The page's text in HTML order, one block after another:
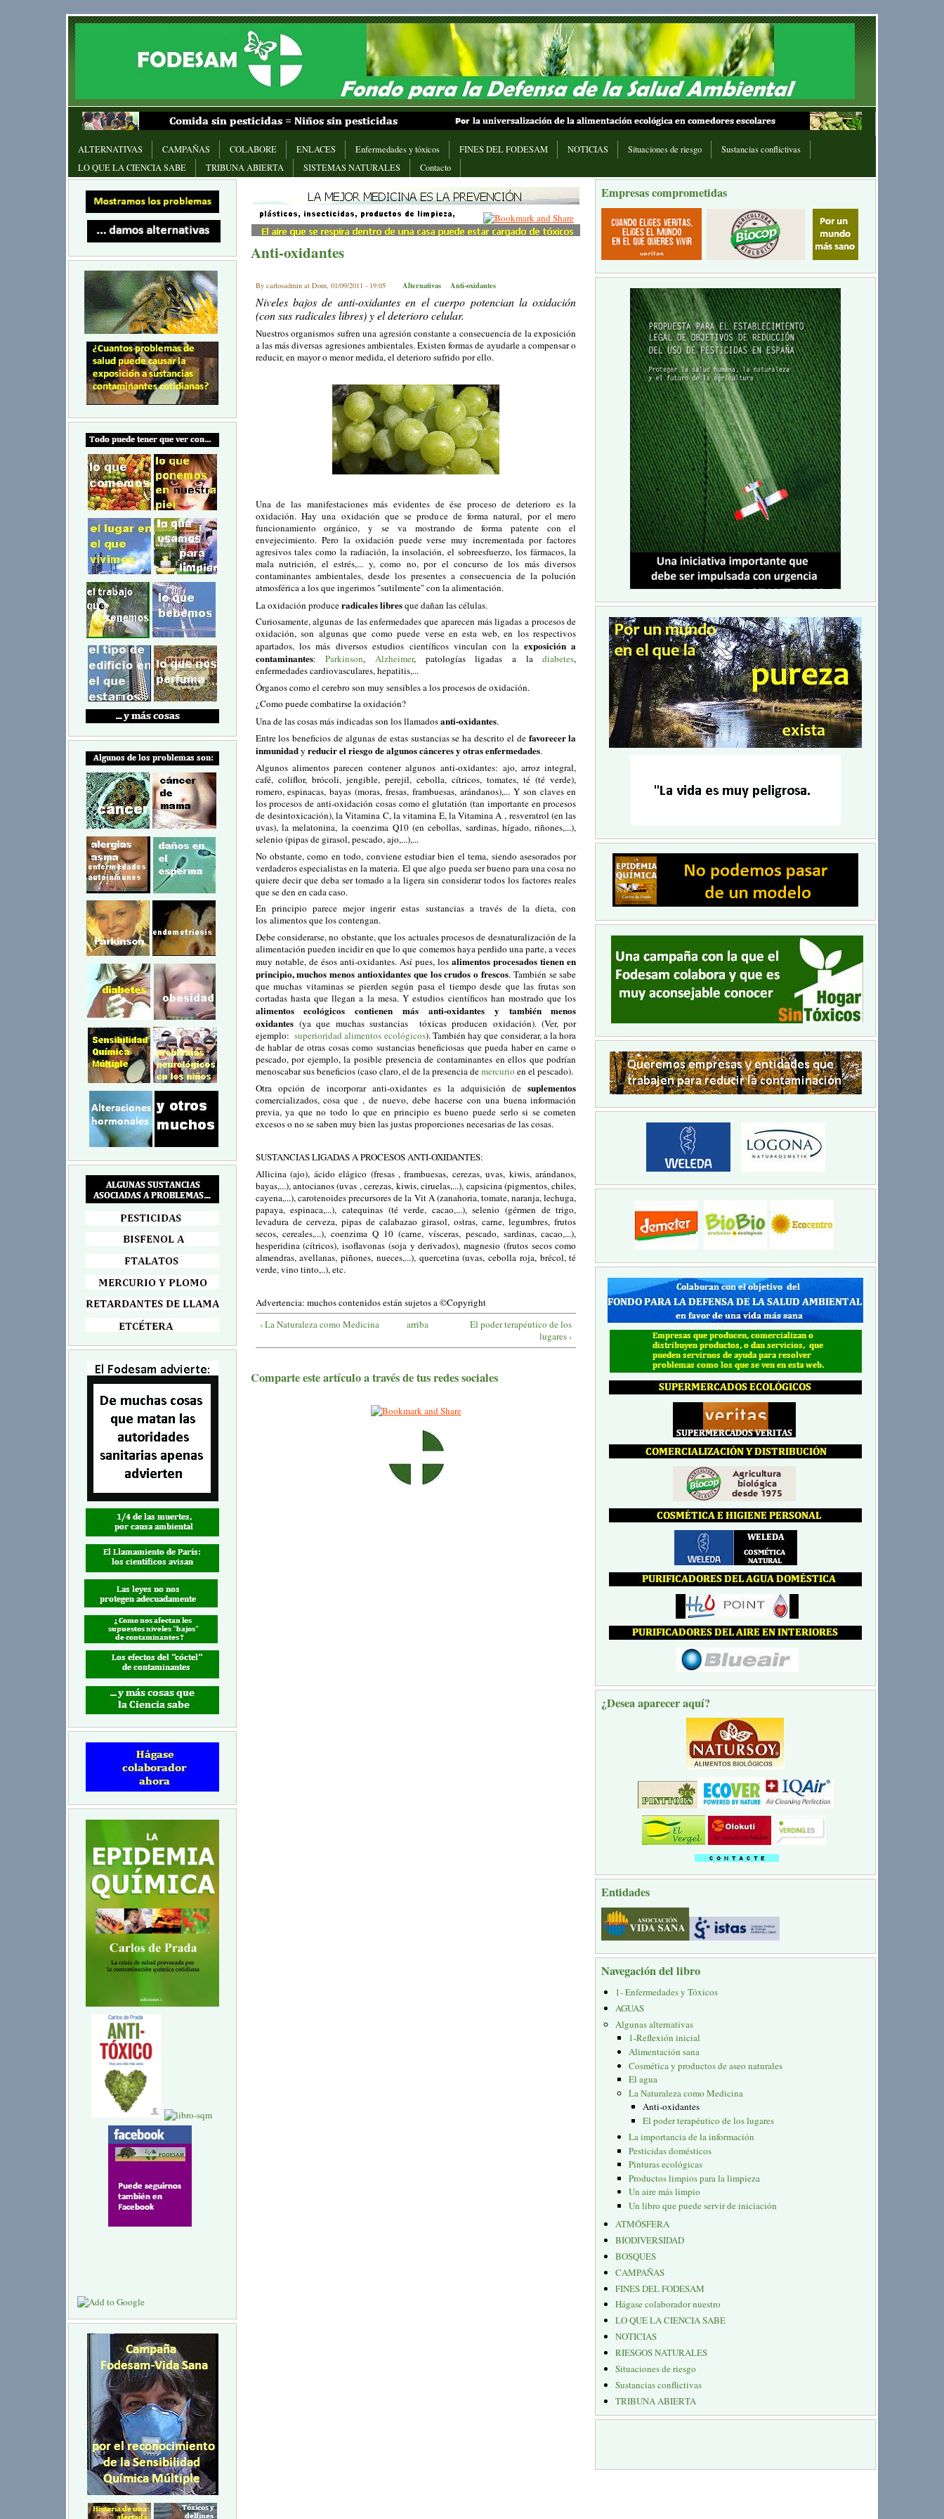
ALTERNATIVAS CAMPAÑAS COLABORE ENLACES Enfermedades y tóxicos FINES DEL FODESAM NOTICIAS Situaciones de riesgo
Sustancias conflictivas
LO QUE LA CIENCIA SABE
TRIBUNA ABIERTA SISTEMAS NATURALES Contacto
Anti-oxidantes
By carlosadmin at Dom, 01/09/2011 - 19:05 Alternativas Anti-oxidantes
Niveles bajos de anti-oxidantes en el cuerpo potencian la oxidación
(con sus radicales libres) y el deterioro celular.
Nuestros organismos sufren una agresión constante a consecuencia de la exposición
a las más diversas agresiones ambientales. Existen formas de ayudarle a compensar o
reducir, en mayor o menor medida, el deterioro sufrido por ello.
Una de las manifestaciones más evidentes de ése proceso de deterioro es la
oxidación. Hay una oxidación que se produce de forma natural, por el mero
funcionamiento orgánico, y se va mostrando de forma patente con el
envejecimiento. Pero la oxidación puede verse muy incrementada por factores
agresivos tales como la radiación, la insolación, el sobreesfuerzo, los fármacos, la
mala nutrición, el estrés,... y, como no, por el concurso de los más diversos
contaminantes ambientales, desde los presentes a consecuencia de la polución
atmosférica a los que ingerimos "sutilmente" con la alimentación.
La oxidación produceradicales libresque dañan las células.
Curiosamente, algunas de las enfermedades que aparecen más ligadas a procesos de
oxidación, son algunas que como puede verse en esta web, en los respectivos
apartados, los más diversos estudios científicos vinculan con laexposición a
contaminantes:Parkinson, Alzheimer, patologías ligadas a ladiabetes,
enfermedades cardiovasculares, hepatitis,...
Órganos como el cerebro son muy sensibles a los procesos de oxidación.
¿Como puede combatirse la oxidación?
Una de las cosas más indicadas son los llamadosanti-oxidantes.
Entre los beneficios de algunas de estas sustancias se ha descrito el de favorecer la
inmunidady reducir el riesgo de algunos cánceres y otras enfermedades.
Algunos alimentos parecen contener algunos anti-oxidantes: ajo, arroz integral,
café, coliflor, brócoli, jengible, perejil, cebolla, cítricos, tomates, té (té verde),
romero, espinacas, bayas (moras, fresas, frambuesas, arándanos),... Y son claves en
los procesos de anti-oxidación cosas como el glutatión (tan importante en procesos
de desintoxicación), la Vitamina C, la vitamina E, la Vitamina A , resveratrol (en las
uvas), la melatonina, la coenzima Q10 (en cebollas, sardinas, hígado, riñones,...),
selenio (pipas de girasol, pescado, ajo,...),...
No obstante, como en todo, conviene estudiar bien el tema, siendo asesorados por
verdaderos especialistas en la materia. El que algo pueda ser bueno para una cosa no
quiere decir que deba ser tomado a la ligera sin considerar todos los factores reales
que se den en cada caso.
En principio parece mejor ingerir estas sustancias a través de la dieta, con
los alimentos que los contengan.
Debe considerarse, no obstante, que los actuales procesos de desnaturalización de la
alimentación pueden incidir en que lo que comemos haya perdido una parte, a veces
muy notable, de ésos anti-oxidantes. Así pues, losalimentos procesados tienen en
principio, muchos menos antioxidantes que los crudos o frescos. También se sabe
que muchas vitaminas se pierden según pasa el tiempo desde que las frutas son
cortadas hasta que llegan a la mesa. Y estudios científicos han mostrado que los
alimentos ecológicos contienen más anti-oxidantes y también menos
oxidantes (ya que muchas sustancias tóxicas producen oxidación). (Ver, por
ejemplo:superioridad alimentos ecológicos). También hay que considerar, a la hora
de hablar de otras cosas como sustancias beneficiosas que pueda haber en carne o
pescado, por ejemplo, la posible presencia de contaminantes en ellos que podrían
menoscabar sus beneficios (caso claro, el de la presencia demercurio en el pescado).
Otra opción de incorporar anti-oxidantes es la adquisición desuplementos
comercializados, cosa que , de nuevo, debe hacerse con una buena información
previa, ya que no todo lo que en principio es bueno puede serlo si se cometen
excesos o no se saben muy bien las justas proporciones necesarias de las cosas.
SUSTANCIAS LIGADAS A PROCESOS ANTI-OXIDANTES:
Allicina (ajo), ácido elágico (fresas , frambuesas, cerezas, uvas, kiwis, arándanos,
bayas,...), antocianos (uvas , cerezas, kiwis, ciruelas,...), capsicina (pigmentos, chiles,
cayena,...), carotenoides precursores de la Vit A (zanahoria, tomate, naranja, lechuga,
papaya, espinaca,...), catequinas (té verde, cacao,...), selenio (gérmen de trigo,
levadura de cerveza, pipas de calabazao girasol, ostras, carne, legumbres, frutos
secos, cereales,...), coenzima Q 10 (carne, vísceras, pescado, sardinas, cacao,...),
hesperidina (cítricos), isoflavonas (soja y derivados), magnesio (frutos secos como
almendras, avellanas, piñones, nueces,...), quercetina (uvas, cebolla roja, brécol, té
verde, vino tinto,..), etc.
Advertencia: muchos contenidos están sujetos a ©Copyright
‹ La Naturaleza como Medicina
arriba
El poder terapéutico de los
lugares ›
Comparte este artículo a través de tus redes sociales
Empresas comprometidas
¿Desea aparecer aquí?
Entidades
Navegación del libro
1- Enfermedades y Tóxicos
AGUAS
Algunas alternativas
1-Reflexión inicial
Alimentación sana
Cosmética y productos de aseo naturales
El agua
La Naturaleza como Medicina
Anti-oxidantes
El poder terapéutico de los lugares
La importancia de la información
Pesticidas domésticos
Pinturas ecológicas
Productos limpios para la limpieza
Un aire más limpio
Un libro que puede servir de iniciación
ATMÓSFERA
BIODIVERSIDAD
BOSQUES
CAMPAÑAS
FINES DEL FODESAM
Hágase colaborador nuestro
LO QUE LA CIENCIA SABE
NOTICIAS
RIESGOS NATURALES
Situaciones de riesgo
Sustancias conflictivas
TRIBUNA ABIERTA